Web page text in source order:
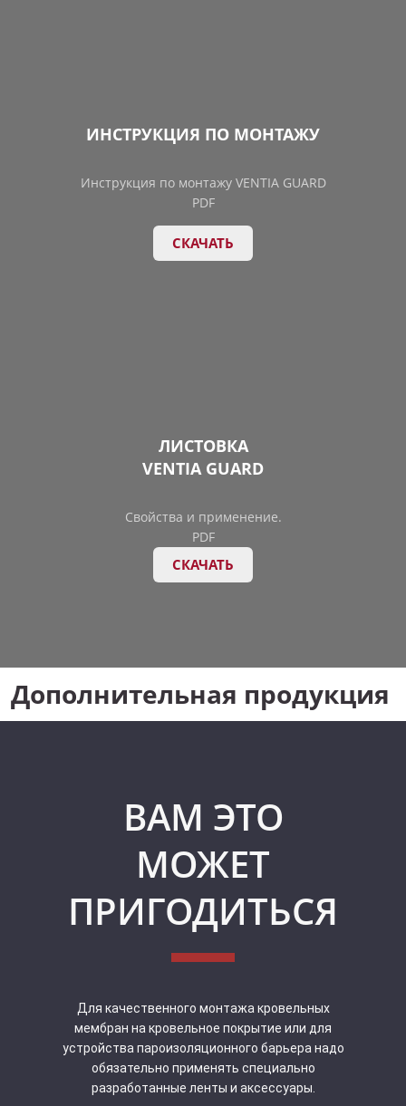
ИНСТРУКЦИЯ ПО МОНТАЖУ
Инструкция по монтажу VENTIA GUARD
PDF
СКАЧАТЬ
ЛИСТОВКА
VENTIA GUARD
Свойства и применение.
PDF
СКАЧАТЬ
Дополнительная продукция
ВАМ ЭТО
МОЖЕТ
ПРИГОДИТЬСЯ
Для качественного монтажа кровельных
мембран на кровельное покрытие или для
устройства пароизоляционного барьера надо
обязательно применять специально
разработанные ленты и аксессуары.